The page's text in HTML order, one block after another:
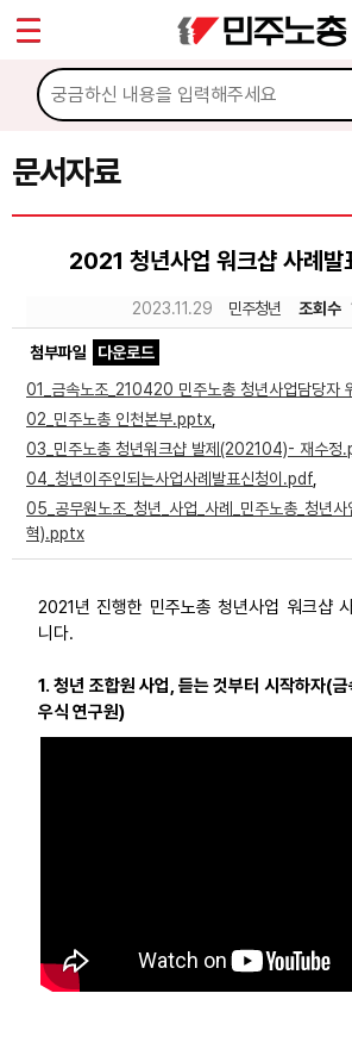
문서자료
2021 청년사업 워크샵 사례
2023.11.29 민주청년 조회수
첨부파일
다운로드
01_금속노조_210420 민주노총 청년사업담당자
02_민주노총 인천본부.pptx
03_민주노총 청년워크샵 발제(202104)- 재수정
04_청년이주인되는사업사례발표신청이.pdf
05_공무원노조_청년_사업_사례_민주노총_청년사
혁).pptx
2021년 진행한 민주노총 청년사업 워크샵
니다.
1. 청년 조합원 사업, 듣는 것부터 시작하자(
우식 연구원)
마이페이지
소개
소식
문서자료
이미지자료
미디어자료
카드뉴스
부설기관
업무
Sketchbook5, 스케
Sketchbook5, 스케